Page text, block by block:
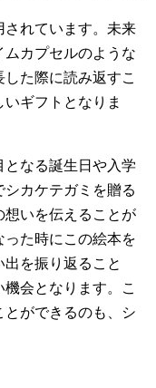
されています。未来
カプセルのような
た際に読み返すこ
ギフトとなりま
なる誕生日や入学
カケテガミを贈る
想いを伝えることが
た時にこの絵本を
を振り返ること
会となります。こ
ができるのも、シ